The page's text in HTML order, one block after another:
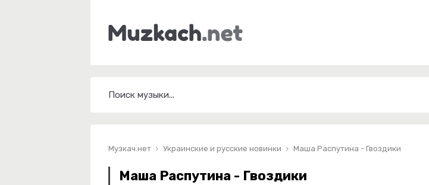
Музкач.нет Украинские и русские новинки Маша Распутина - Гвоздики
Маша Распутина - Гвоздики